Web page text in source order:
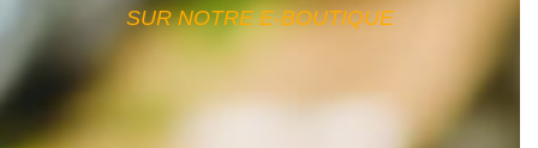
SUR NOTRE E-BOUTIQUE​